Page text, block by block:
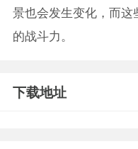
景也会发生变化，而
的战斗力。
下载地址